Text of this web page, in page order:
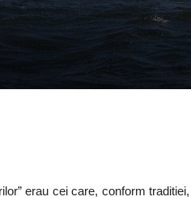
erau cei care, conform traditiei,